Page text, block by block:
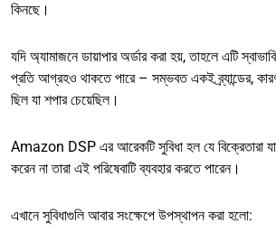
কিনছে।
যদি অ্যামাজনে ডায়াপার অর্ডার করা হয়, তাহলে এটি
প্রতি আগ্রহও থাকতে পারে – সম্ভবত একই ব্র্যান্ডের,
ছিল যা শপার চেয়েছিল।
Amazon DSP এর আরেকটি সুবিধা হল যে বিক্রেতারা
করেন না তারা এই পরিষেবাটি ব্যবহার করতে পারেন।
এখানে সুবিধাগুলি আবার সংক্ষেপে উপস্থাপন করা হলো: